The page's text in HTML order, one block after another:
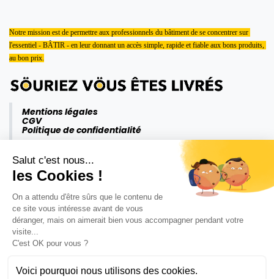
Salut c'est nous...
les Cookies !
On a attendu d'être sûrs que le contenu de
ce site vous intéresse avant de vous
déranger, mais on aimerait bien vous accompagner pendant votre
visite...
C'est OK pour vous ?
Voici pourquoi nous utilisons des cookies.
Notre mission est de permettre aux professionnels du bâtiment de se concentrer sur
l'essentiel - BÂTIR - en leur donnant un accès simple, rapide et fiable aux bons produits,
au bon prix.
Mentions légales
CGV
Politique de confidentialité